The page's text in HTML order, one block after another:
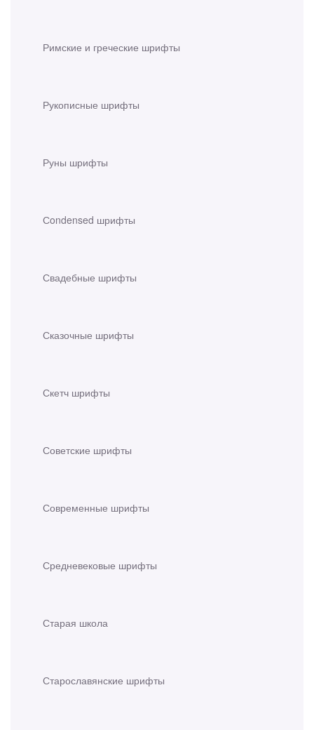
Римские и греческие шрифты
Рукописные шрифты
Руны шрифты
Сondensed шрифты
Свадебные шрифты
Сказочные шрифты
Скетч шрифты
Советские шрифты
Современные шрифты
Средневековые шрифты
Старая школа
Старославянские шрифты